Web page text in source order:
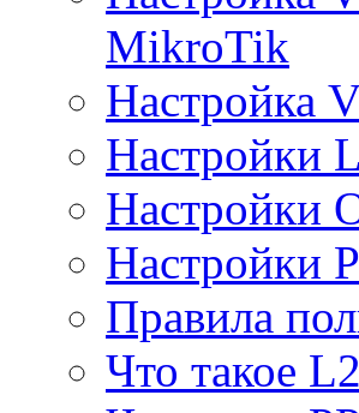
MikroTik
Настройка
Настройки
Настройки
Настройки
Правила
Что такое